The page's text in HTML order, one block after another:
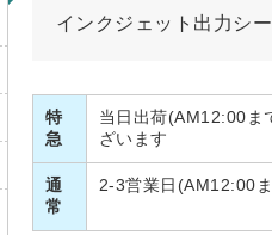
インクジェット出力シ
特
急
当日出荷(AM12:00ま
ざいます
通
常
2-3営業日(AM12:00